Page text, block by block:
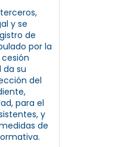
y se
de
por la
da su
del
para el
y
de